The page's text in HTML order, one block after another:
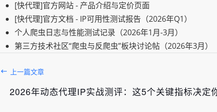
[快代理]官方网站 - 产品介绍与定价页面
[快代理]官方文档 - IP可用性测试报告（2026年Q1）
个人爬虫日志与性能测试记录（2026年1月-3月）
第三方技术社区“爬虫与反爬虫”板块讨论帖（2026年3月）
上一篇文章
2026年动态代理IP实战测评：这5个关键指标决定